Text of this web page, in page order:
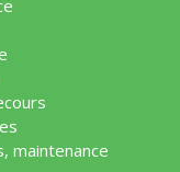
maintenance